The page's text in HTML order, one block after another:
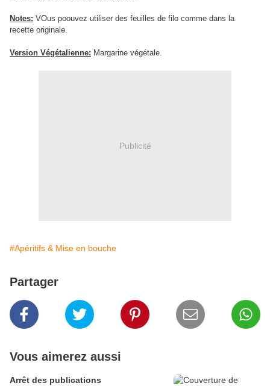
Notes: VOus poouvez utiliser des feuilles de filo comme dans la
recette originale.
Version Végétalienne: Margarine végétale.
Publicité
#Apéritifs & Mise en bouche
Partager
Vous aimerez aussi
Arrêt des publications